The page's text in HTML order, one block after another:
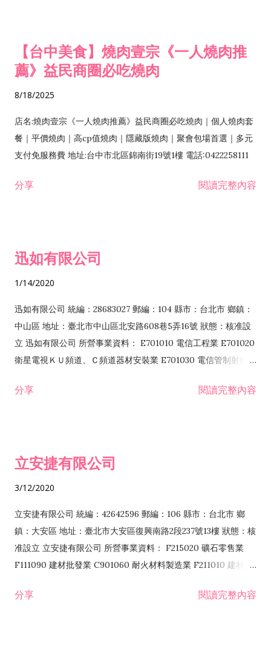
【台中美食】燒肉壹宗《一人燒肉推
薦》益民商圈必吃燒肉
8/18/2025
店名:燒肉壹宗《一人燒肉推薦》益民商圈必吃燒肉｜個人燒肉套
餐｜平價燒肉｜高cp值燒肉｜隱藏版燒肉｜聚會包場首選｜多元
支付免服務費 地址:台中市北區錦南街19號1樓 電話:0422258111
分享 閱讀完整內容
迅如有限公司
1/14/2020
迅如有限公司 統編：28683027 郵編：104 縣市：台北市 鄉鎮：
中山區 地址：臺北市中山區北安路608巷5弄16號 狀態：核准設
立 迅如有限公司 所營事業資料： E701010 電信工程業 E701020
衛星電視ＫＵ頻道、Ｃ頻道器材安裝業 E701030 電信管制射頻器
程業 I102010 投資顧問業 I301010 資訊軟體服務業 I301030 電
業 F401171 酒類輸入業
分享 閱讀完整內容
立安捷有限公司
3/12/2020
立安捷有限公司 統編：42642596 郵編：106 縣市：台北市 鄉
鎮：大安區 地址：臺北市大安區復興南路2段237號13樓 狀態：核
准設立 立安捷有限公司 所營事業資料： F215020 礦石零售業
F111090 建材批發業 C901060 耐火材料製造業 F211010 建材零
水泥製造業 C901050 水泥及混凝土製品製造業 C901040 預拌混
分享 閱讀完整內容